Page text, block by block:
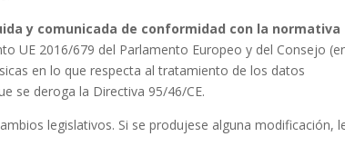
y comunicada de conformidad con la normativa
UE 2016/679 del Parlamento Europeo y del Consejo
en lo que respecta al tratamiento de los datos
se deroga la Directiva 95/46/CE.
legislativos. Si se produjese alguna modificación,